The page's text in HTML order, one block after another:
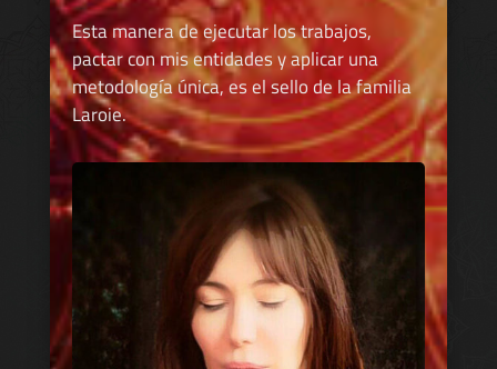
Esta manera de ejecutar los trabajos,
pactar con mis entidades y aplicar una
metodología única, es el sello de la familia
Laroie.